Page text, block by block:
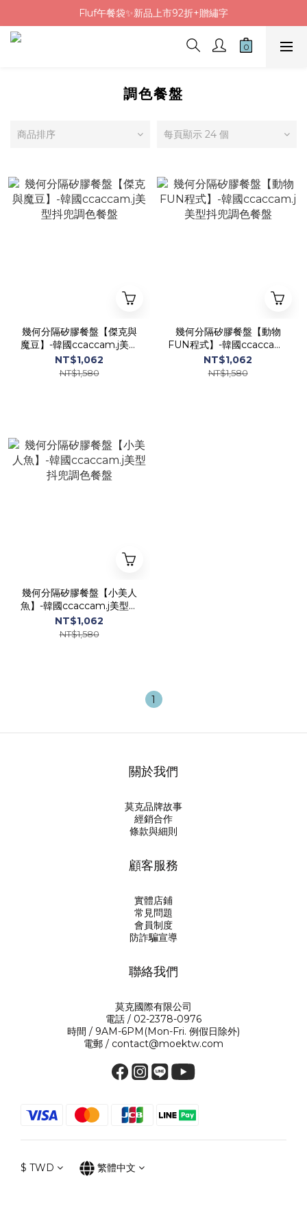
Fluf午餐袋✨新品上市92折+贈繡字
Fluf午餐袋✨新品上市92折+贈繡字
三色碗組上市🍚贈中英文姓名&【水果】雷雕
Fluf午餐袋✨新品上市92折+贈繡字
調色餐盤
商品排序 每頁顯示 24 個
幾何分隔矽膠餐盤【傑克與
魔豆】-韓國ccaccam.j美型
抖兜調色餐盤
NT$1,062
NT$1,580
幾何分隔矽膠餐盤【動物
FUN程式】-韓國ccaccam.j
美型抖兜調色餐盤
NT$1,062
NT$1,580
幾何分隔矽膠餐盤【小美人
魚】-韓國ccaccam.j美型抖
兜調色餐盤
NT$1,062
NT$1,580
1
關於我們
莫克品牌故事
經銷合作
條款與細則
顧客服務
實體店鋪
常見問題
會員制度
防詐騙宣導
聯絡我們
莫克國際有限公司
電話 / 02-2378-0976
時間 / 9AM-6PM(Mon-Fri. 例假日除外)
電郵 / contact@moektw.com
$ TWD 繁體中文